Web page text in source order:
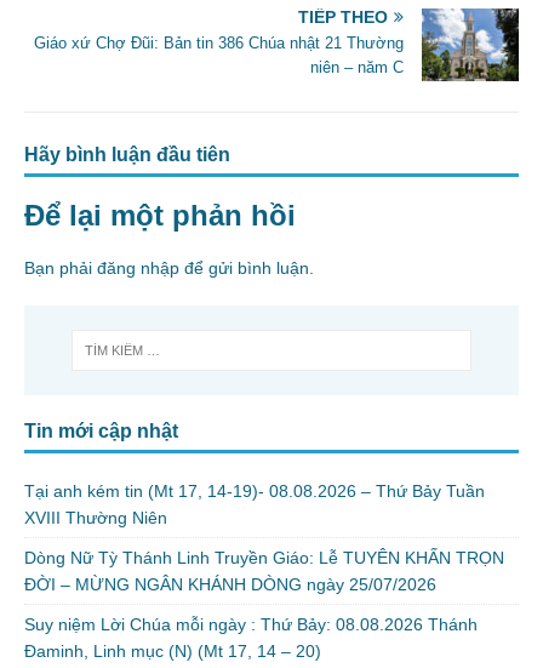
TIẾP THEO
Giáo xứ Chợ Đũi: Bản tin 386 Chúa nhật 21 Thường
niên – năm C
Hãy bình luận đầu tiên
Để lại một phản hồi
Bạn phải đăng nhập để gửi bình luận.
Tin mới cập nhật
Tại anh kém tin (Mt 17, 14-19)- 08.08.2026 – Thứ Bảy Tuần
XVIII Thường Niên
Dòng Nữ Tỳ Thánh Linh Truyền Giáo: Lễ TUYÊN KHẤN TRỌN
ĐỜI – MỪNG NGÂN KHÁNH DÒNG ngày 25/07/2026
Suy niệm Lời Chúa mỗi ngày : Thứ Bảy: 08.08.2026 Thánh
Đaminh, Linh mục (N) (Mt 17, 14 – 20)